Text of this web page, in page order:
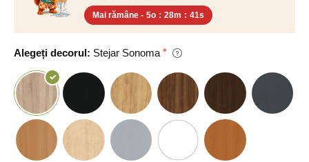
Mai rămâne - 5o : 28m : 40s
Alegeți decorul: Stejar Sonoma